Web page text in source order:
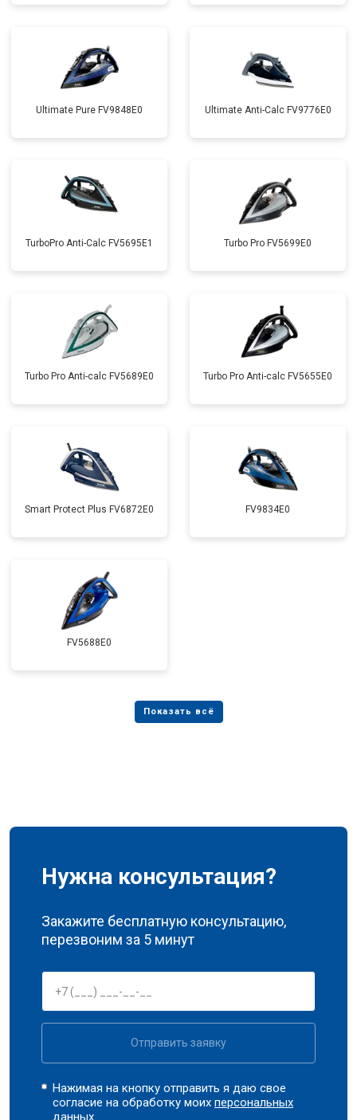
Ultimate Pure FV9848E0 Ultimate Anti-Calc FV9776E0
TurboPro Anti-Calc FV5695E1 Turbo Pro FV5699E0
Turbo Pro Anti-calc FV5689E0 Turbo Pro Anti-calc FV5655E0
Smart Protect Plus FV6872E0 FV9834E0
FV5688E0
Нужна консультация?
Закажите бесплатную консультацию,
перезвоним за 5 минут
Отправить заявку
Нажимая на кнопку отправить я даю свое
согласие на обработку моихперсональных
данных.